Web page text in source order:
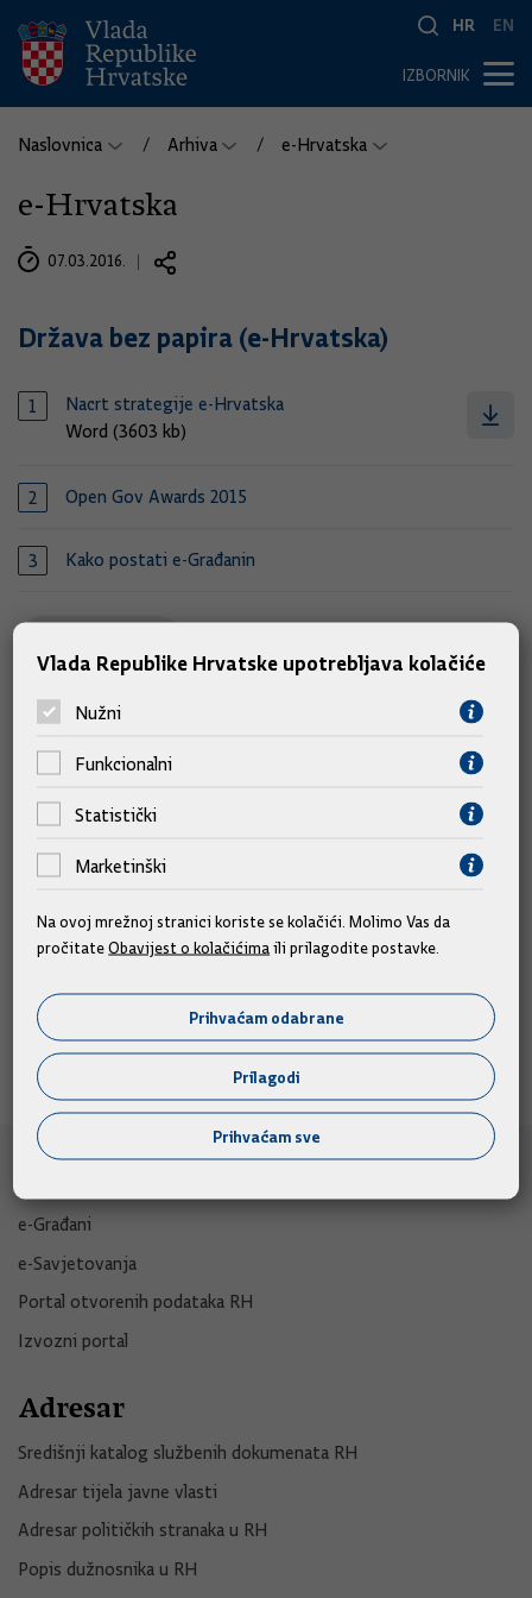
HR EN
IZBORNIK
Naslovnica Arhiva e-Hrvatska
e-Hrvatska
07.03.2016.
Država bez papira (e-Hrvatska)
Nacrt strategije e-Hrvatska
Word (3603 kb)
Open Gov Awards 2015
Kako postati e-Građanin
Postanite e-Građani!
Građane
Upute kako postati e-građanin izradili korisnici
PDF (165 kb)
e-Građani
e-Savjetovanja
Portal otvorenih podataka RH
Izvozni portal
Adresar
Središnji katalog službenih dokumenata RH
Adresar tijela javne vlasti
Adresar političkih stranaka u RH
Popis dužnosnika u RH
Vlada Republike Hrvatske upotrebljava kolačiće
Nužni
Funkcionalni
Statistički
Marketinški
Na ovoj mrežnoj stranici koriste se kolačići. Molimo Vas da
pročitateObavijest o kolačićimaili prilagodite postavke.
Prihvaćam odabrane
Prilagodi
Prihvaćam sve